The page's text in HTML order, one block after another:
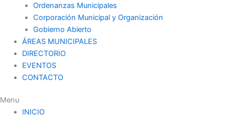
Ordenanzas Municipales
Corporación Municipal y Organización
Gobierno Abierto
ÁREAS MUNICIPALES
DIRECTORIO
EVENTOS
CONTACTO
Menu
INICIO